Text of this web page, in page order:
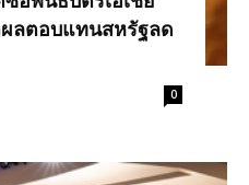
ลตอบแทนสหรัฐลด
0